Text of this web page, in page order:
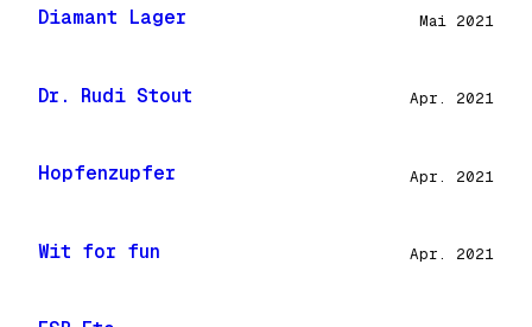
Diamant Lager Mai 2021
Dr. Rudi Stout Apr. 2021
Hopfenzupfer Apr. 2021
Wit for fun Apr. 2021